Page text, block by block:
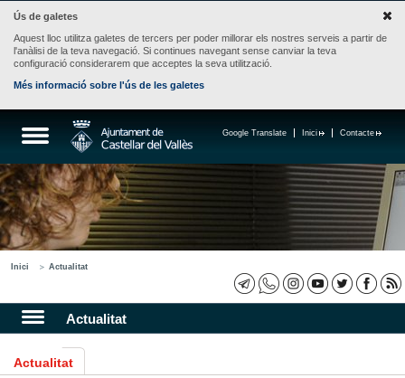
Ús de galetes
Aquest lloc utilitza galetes de tercers per poder millorar els nostres serveis a partir de
l'anàlisi de la teva navegació. Si continues navegant sense canviar la teva
configuració considerarem que acceptes la seva utilització.
Més informació sobre l'ús de les galetes
Contacte
Inici
Google Translate
Inici Actualitat
Actualitat
Actualitat